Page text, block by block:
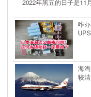
2022年黑五的日子是11
咋
海
较